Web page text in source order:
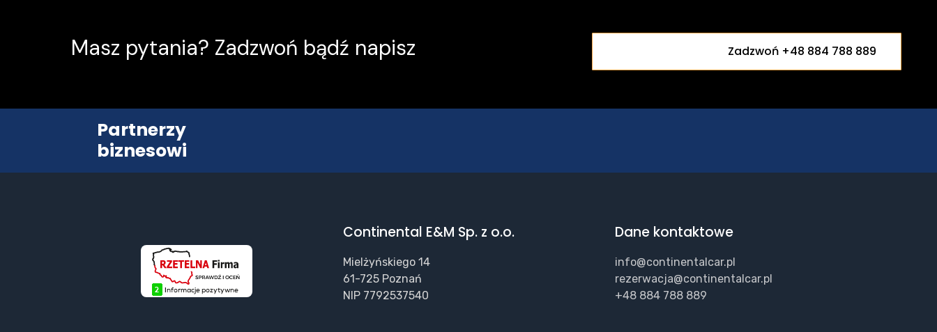
Masz pytania? Zadzwoń bądź napisz Zadzwoń +48 884 788 889
Partnerzy
biznesowi
Continental E&M Sp. z o.o.
Mielżyńskiego 14
61-725 Poznań
NIP 7792537540
Dane kontaktowe
info@continentalcar.pl
rezerwacja@continentalcar.pl
+48 884 788 889